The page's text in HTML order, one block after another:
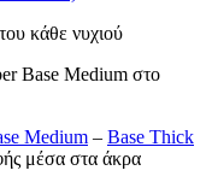
κάθε νυχιού
Base Medium στο
Medium – Base Thick
μέσα στα άκρα